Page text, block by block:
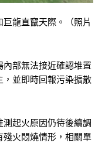
龍直竄天際。（照片
部無法接近確認堆置
並即時回報污染擴散
起火原因仍待後續調
火悶燒情形，相關單